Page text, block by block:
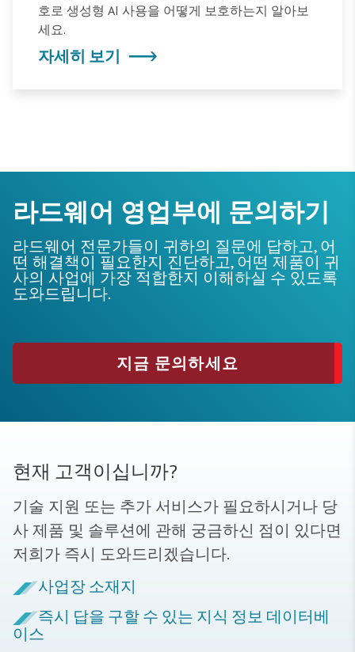
호로 생성형 AI 사용을 어떻게 보호하는지 알아보
세요.
자세히 보기
라드웨어 영업부에 문의하기
라드웨어 전문가들이 귀하의 질문에 답하고, 어
떤 해결책이 필요한지 진단하고, 어떤 제품이 귀
사의 사업에 가장 적합한지 이해하실 수 있도록
도와드립니다.
지금 문의하세요
현재 고객이십니까?
기술 지원 또는 추가 서비스가 필요하시거나 당
사 제품 및 솔루션에 관해 궁금하신 점이 있다면
저희가 즉시 도와드리겠습니다.
사업장 소재지
즉시 답을 구할 수 있는 지식 정보 데이터베
이스